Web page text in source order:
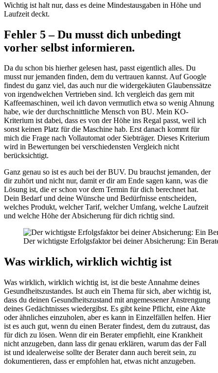
Wichtig ist halt nur, dass es deine Mindestausgaben in Höhe und
Laufzeit deckt.
Fehler 5 – Du musst dich unbedingt
vorher selbst informieren.
Da du schon bis hierher gelesen hast, passt eigentlich alles. Du
musst nur jemanden finden, dem du vertrauen kannst. Auf Google
findest du ganz viel, das auch nur die widergekäuten Glaubenssätze
von irgendwelchen Vertrieben sind. Ich vergleich das gern mit
Kaffeemaschinen, weil ich davon vermutlich etwa so wenig Ahnung
habe, wie der durchschnittliche Mensch von BU. Mein KO-
Kriterium ist dabei, dass es von der Höhe ins Regal passt, weil ich
sonst keinen Platz für die Maschine hab. Erst danach kommt für
mich die Frage nach Vollautomat oder Siebträger. Dieses Kriterium
wird in Bewertungen bei verschiedensten Vergleich nicht
berücksichtigt.
Ganz genau so ist es auch bei der BUV. Du brauchst jemanden, der
dir zuhört und nicht nur, damit er dir am Ende sagen kann, was die
Lösung ist, die er schon vor dem Termin für dich berechnet hat.
Dein Bedarf und deine Wünsche und Bedürfnisse entscheiden,
welches Produkt, welcher Tarif, welcher Umfang, welche Laufzeit
und welche Höhe der Absicherung für dich richtig sind.
Der wichtigste Erfolgsfaktor bei deiner Absicherung: Ein
Was wirklich, wirklich wichtig ist
Was wirklich, wirklich wichtig ist, ist die beste Annahme deines
Gesundheitszustandes. Ist auch ein Thema für sich, aber wichtig ist,
dass du deinen Gesundheitszustand mit angemessener Anstrengung
deines Gedächtnisses wiedergibst. Es gibt keine Pflicht, eine Akte
oder ähnliches einzuholen, aber es kann in Einzelfällen helfen. Hier
ist es auch gut, wenn du einen Berater findest, dem du zutraust, das
für dich zu lösen. Wenn dir ein Berater empfiehlt, eine Krankheit
nicht anzugeben, dann lass dir genau erklären, warum das der Fall
ist und idealerweise sollte der Berater dann auch bereit sein, zu
dokumentieren, dass er empfohlen hat, etwas nicht anzugeben.